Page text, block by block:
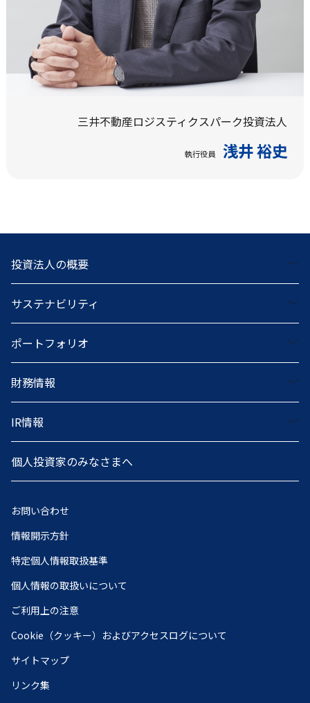
三井不動産ロジスティクスパーク投資法人
執行役員 浅井 裕史
投資法人の概要
サステナビリティ
ポートフォリオ
財務情報
IR情報
個人投資家のみなさまへ
お問い合わせ
情報開示方針
特定個人情報取扱基準
個人情報の取扱いについて
ご利用上の注意
Cookie（クッキー）およびアクセスログについて
サイトマップ
リンク集